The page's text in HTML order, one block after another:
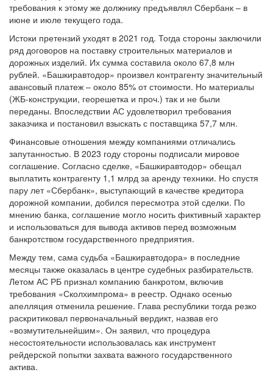
требования к этому же должнику предъявлял Сбербанк – в
июне и июле текущего года.
Истоки претензий уходят в 2021 год. Тогда стороны заключили
ряд договоров на поставку строительных материалов и
дорожных изделий. Их сумма составила около 67,8 млн
рублей. «Башкиравтодор» произвел контрагенту значительный
авансовый платеж – около 85% от стоимости. Но материалы
(ЖБ-конструкции, георешетка и проч.) так и не были
переданы. Впоследствии АС удовлетворил требования
заказчика и постановил взыскать с поставщика 57,7 млн.
Финансовые отношения между компаниями отличались
запутанностью. В 2023 году стороны подписали мировое
соглашение. Согласно сделке, «Башкиравтодор» обещал
выплатить контрагенту 1,1 млрд за аренду техники. Но спустя
пару лет «Сбербанк», выступающий в качестве кредитора
дорожной компании, добился пересмотра этой сделки. По
мнению банка, соглашение могло носить фиктивный характер
и использоваться для вывода активов перед возможным
банкротством государственного предприятия.
Между тем, сама судьба «Башкиравтодора» в последние
месяцы также оказалась в центре судебных разбирательств.
Летом АС РБ признал компанию банкротом, включив
требования «Сколхимпрома» в реестр. Однако осенью
апелляция отменила решение. Глава республики тогда резко
раскритиковал первоначальный вердикт, назвав его
«возмутительнейшим». Он заявил, что процедура
несостоятельности использовалась как инструмент
рейдерской попытки захвата важного государственного
актива.